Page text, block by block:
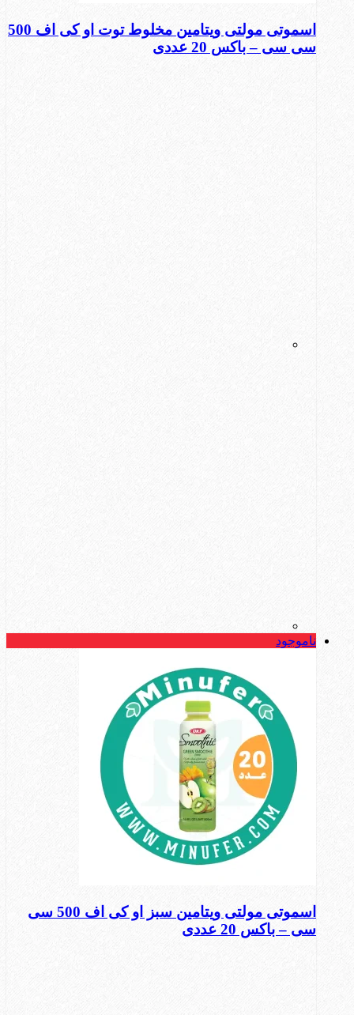
اسموتی مولتی ویتامین مخلوط توت او کی اف 500
سی سی – باکس 20 عددی
ناموجود
اسموتی مولتی ویتامین سبز او کی اف 500 سی
سی – باکس 20 عددی